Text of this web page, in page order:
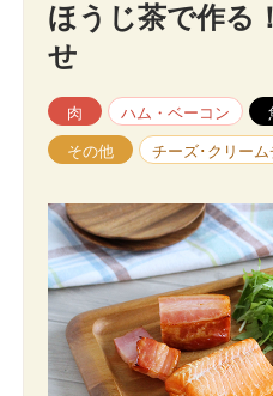
ほうじ茶で作る
せ
肉 ハム・ベーコン
その他 チーズ･クリー